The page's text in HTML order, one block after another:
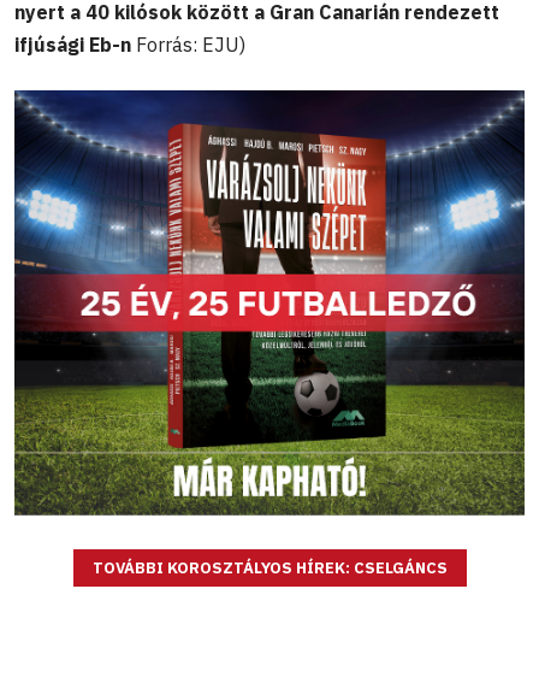
nyert a 40 kilósok között a Gran Canarián rendezett
ifjúsági Eb-n Forrás: EJU)
TOVÁBBI KOROSZTÁLYOS HÍREK: CSELGÁNCS